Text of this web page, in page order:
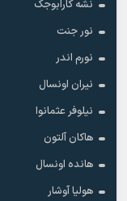
نشه کارابوجک
نور جنت
نورم اندر
نیران اونسال
نیلوفر عثمانوا
هاکان آلتون
هانده اونسال
هولیا آوشار